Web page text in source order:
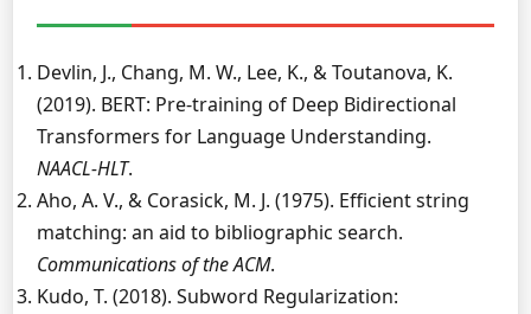
Devlin, J., Chang, M. W., Lee, K., & Toutanova, K.
(2019). BERT: Pre-training of Deep Bidirectional
Transformers for Language Understanding.
NAACL-HLT.
Aho, A. V., & Corasick, M. J. (1975). Efficient string
matching: an aid to bibliographic search.
Communications of the ACM.
Kudo, T. (2018). Subword Regularization: